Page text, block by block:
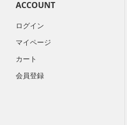
ACCOUNT
ログイン
マイページ
カート
会員登録